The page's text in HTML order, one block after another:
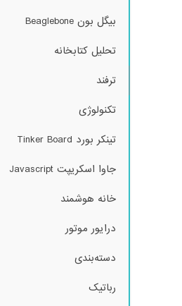
بیگل بون Beaglebone
تحلیل کتابخانه
ترفند
تکنولوژی
تینکر بورد Tinker Board
جاوا اسکریپت Javascript
خانه هوشمند
درایور موتور
دسته‌بندی
رباتیک